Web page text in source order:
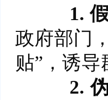
1.
政府部门
贴”，诱
2.